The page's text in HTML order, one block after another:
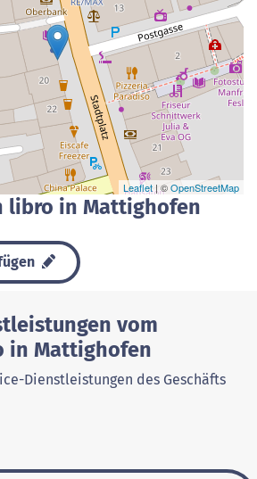
Leaflet | ©OpenStreetMap
libro in Mattighofen
vom
in Mattighofen
Dienstleistungen des Geschäfts